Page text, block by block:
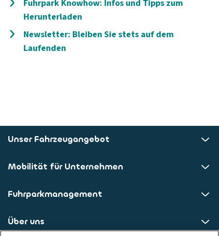
Fuhrpark Knowhow: Infos und Tipps zum
Herunterladen
Newsletter: Bleiben Sie stets auf dem
Laufenden
Unser Fahrzeugangebot
Mobilität für Unternehmen
Fuhrparkmanagement
Über uns